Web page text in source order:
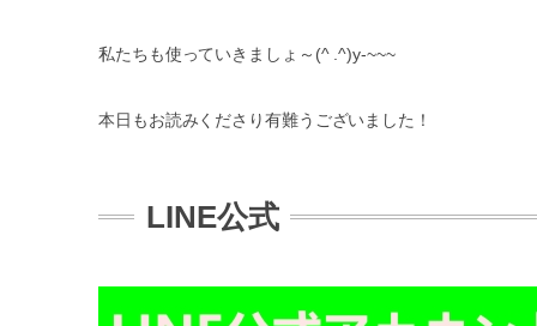
私たちも使っていきましょ～(^ .^)y-~~~
本日もお読みくださり有難うございました！
LINE公式